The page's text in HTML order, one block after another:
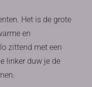
Het is de grote
en
zittend met een
linker duw je de